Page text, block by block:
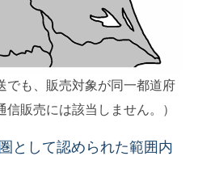
も、販売対象が同一都道府
販売には該当しません。）
として認められた範囲内